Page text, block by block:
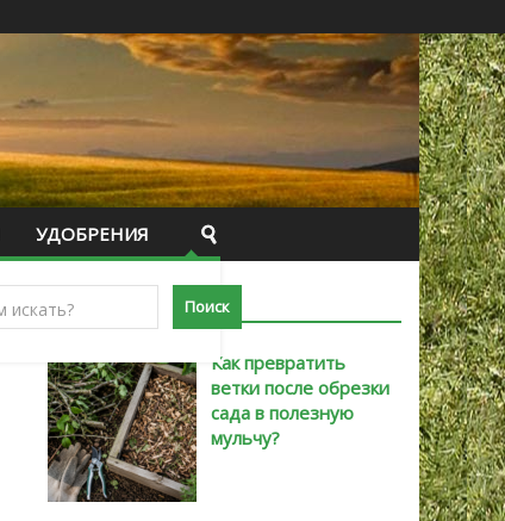
УДОБРЕНИЯ
САМЫЕ НОВЫЕ
Как превратить
ветки после обрезки
сада в полезную
мульчу?